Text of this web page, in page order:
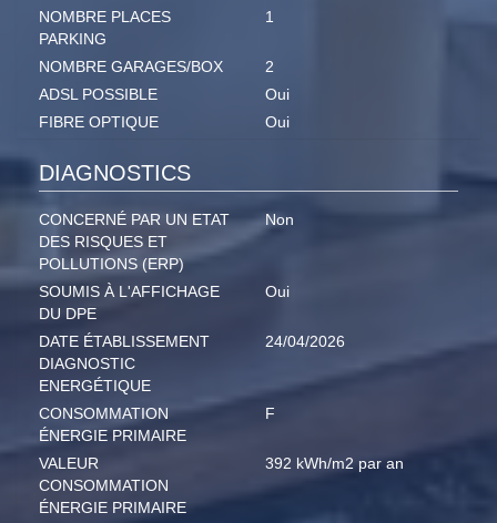
NOMBRE PLACES
PARKING
1
NOMBRE GARAGES/BOX
2
ADSL POSSIBLE
Oui
FIBRE OPTIQUE
Oui
DIAGNOSTICS
CONCERNÉ PAR UN ETAT
DES RISQUES ET
POLLUTIONS (ERP)
Non
SOUMIS À L'AFFICHAGE
DU DPE
Oui
DATE ÉTABLISSEMENT
DIAGNOSTIC
ENERGÉTIQUE
24/04/2026
CONSOMMATION
ÉNERGIE PRIMAIRE
F
VALEUR
CONSOMMATION
ÉNERGIE PRIMAIRE
392 kWh/m2 par an